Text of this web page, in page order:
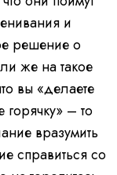
и
решение о
же на такое
вы «делаете
горячку» – то
вразумить
справиться со